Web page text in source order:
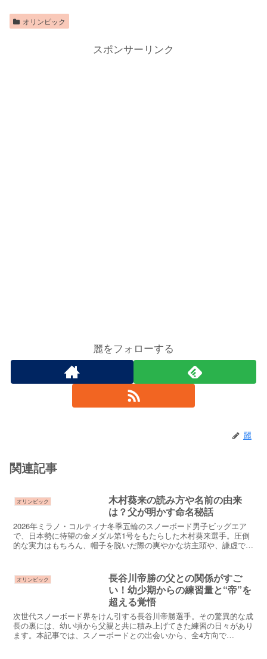
オリンピック
スポンサーリンク
麗をフォローする
麗
関連記事
オリンピック
木村葵来の読み方や名前の由来
は？父が明かす命名秘話
2026年ミラノ・コルティナ冬季五輪のスノーボード男子ビッグエア
で、日本勢に待望の金メダル第1号をもたらした木村葵来選手。圧倒
的な実力はもちろん、帽子を脱いだ際の爽やかな坊主頭や、謙虚で礼
オリンピック
長谷川帝勝の父との関係がすご
い！幼少期からの練習量と“帝”を
超える覚悟
次世代スノーボード界をけん引する長谷川帝勝選手。その驚異的な成
長の裏には、幼い頃から父親と共に積み上げてきた練習の日々があり
ます。本記事では、スノーボードとの出会いから、全4方向で